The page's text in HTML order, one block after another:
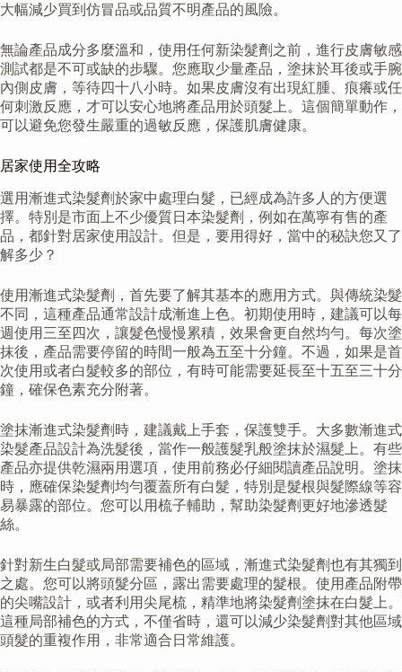
大幅減少買到仿冒品或品質不明產品的風險。
無論產品成分多麼溫和，使用任何新染髮劑之前，進行皮膚敏感
測試都是不可或缺的步驟。您應取少量產品，塗抹於耳後或手腕
內側皮膚，等待四十八小時。如果皮膚沒有出現紅腫、痕癢或任
何刺激反應，才可以安心地將產品用於頭髮上。這個簡單動作，
可以避免您發生嚴重的過敏反應，保護肌膚健康。
居家使用全攻略
選用漸進式染髮劑於家中處理白髮，已經成為許多人的方便選
擇。特別是市面上不少優質日本染髮劑，例如在萬寧有售的產
品，都針對居家使用設計。但是，要用得好，當中的秘訣您又了
解多少？
使用漸進式染髮劑，首先要了解其基本的應用方式。與傳統染髮
不同，這種產品通常設計成漸進上色。初期使用時，建議可以每
週使用三至四次，讓髮色慢慢累積，效果會更自然均勻。每次塗
抹後，產品需要停留的時間一般為五至十分鐘。不過，如果是首
次使用或者白髮較多的部位，有時可能需要延長至十五至三十分
鐘，確保色素充分附著。
塗抹漸進式染髮劑時，建議戴上手套，保護雙手。大多數漸進式
染髮產品設計為洗髮後，當作一般護髮乳般塗抹於濕髮上。有些
產品亦提供乾濕兩用選項，使用前務必仔細閱讀產品說明。塗抹
時，應確保染髮劑均勻覆蓋所有白髮，特別是髮根與髮際線等容
易暴露的部位。您可以用梳子輔助，幫助染髮劑更好地滲透髮
絲。
針對新生白髮或局部需要補色的區域，漸進式染髮劑也有其獨到
之處。您可以將頭髮分區，露出需要處理的髮根。使用產品附帶
的尖嘴設計，或者利用尖尾梳，精準地將染髮劑塗抹在白髮上。
這種局部補色的方式，不僅省時，還可以減少染髮劑對其他區域
頭髮的重複作用，非常適合日常維護。